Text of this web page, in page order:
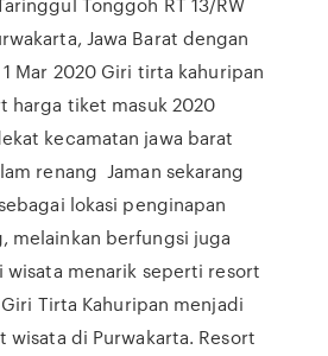
Jawa Barat dengan
Mar 2020 Giri tirta kahuripan
harga tiket masuk 2020
kecamatan jawa barat
renang Jaman sekarang
lokasi penginapan
melainkan berfungsi juga
wisata menarik seperti resort
Tirta Kahuripan menjadi
wisata di Purwakarta. Resort